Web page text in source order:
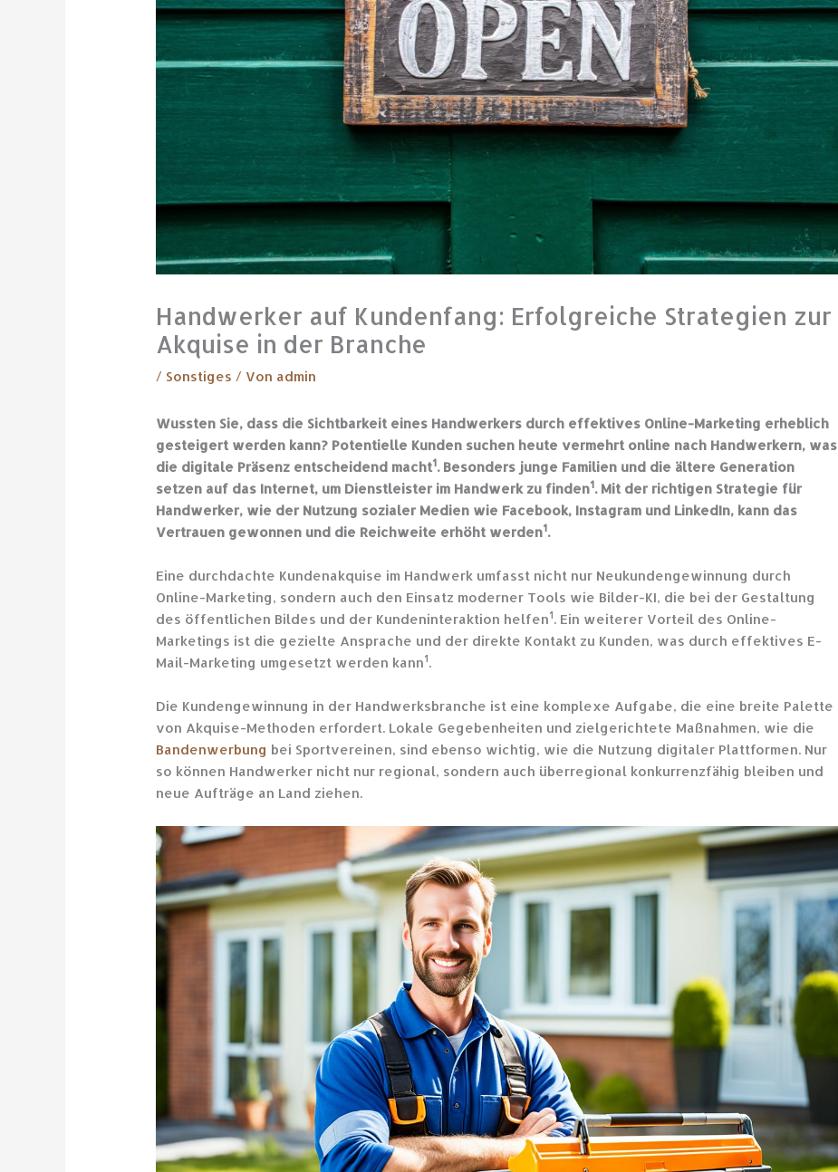
Handwerker auf Kundenfang: Erfolgreiche Strategien zur
Akquise in der Branche
/ Sonstiges / Von admin
Wussten Sie, dass die Sichtbarkeit eines Handwerkers durch effektives Online-Marketing erheblich
gesteigert werden kann? Potentielle Kunden suchen heute vermehrt online nach Handwerkern, was
die digitale Präsenz entscheidend macht1. Besonders junge Familien und die ältere Generation
setzen auf das Internet, um Dienstleister im Handwerk zu finden1. Mit der richtigen Strategie für
Handwerker, wie der Nutzung sozialer Medien wie Facebook, Instagram und LinkedIn, kann das
Vertrauen gewonnen und die Reichweite erhöht werden1.
Eine durchdachte Kundenakquise im Handwerk umfasst nicht nur Neukundengewinnung durch
Online-Marketing, sondern auch den Einsatz moderner Tools wie Bilder-KI, die bei der Gestaltung
des öffentlichen Bildes und der Kundeninteraktion helfen1. Ein weiterer Vorteil des Online-
Marketings ist die gezielte Ansprache und der direkte Kontakt zu Kunden, was durch effektives E-
Mail-Marketing umgesetzt werden kann1.
Die Kundengewinnung in der Handwerksbranche ist eine komplexe Aufgabe, die eine breite Palette
von Akquise-Methoden erfordert. Lokale Gegebenheiten und zielgerichtete Maßnahmen, wie die
Bandenwerbung bei Sportvereinen, sind ebenso wichtig, wie die Nutzung digitaler Plattformen. Nur
so können Handwerker nicht nur regional, sondern auch überregional konkurrenzfähig bleiben und
neue Aufträge an Land ziehen.